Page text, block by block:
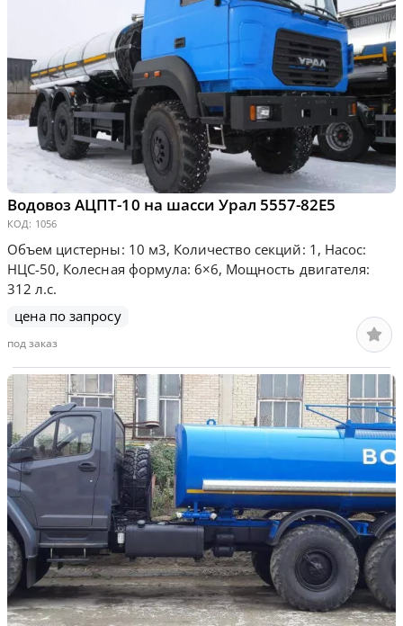
Водовоз АЦПТ-10 на шасси Урал 5557-82Е5
КОД: 1056
Объем цистерны: 10 м3, Количество секций: 1, Насос:
НЦС-50, Колесная формула: 6×6, Мощность двигателя:
312 л.с.
цена по запросу
под заказ